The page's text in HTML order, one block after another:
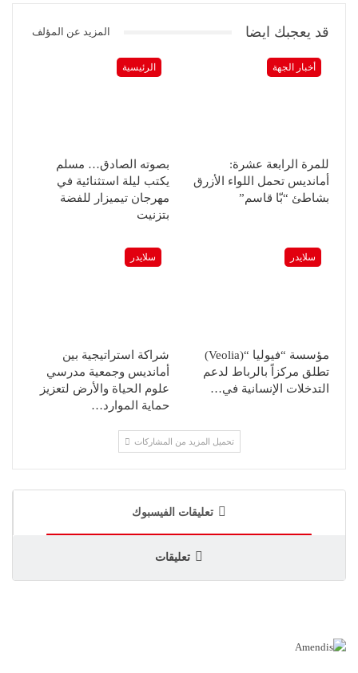
قد يعجبك ايضا المزيد عن المؤلف
أخبار الجهة
للمرة الرابعة عشرة:
أمانديس تحمل اللواء الأزرق
بشاطئ “بّا قاسم”
الرئيسية
بصوته الصادق… مسلم
يكتب ليلة استثنائية في
مهرجان تيميزار للفضة
بتزنيت
سلايدر
مؤسسة “فيوليا “(Veolia)
تطلق مركزاً بالرباط لدعم
التدخلات الإنسانية في…
سلايدر
شراكة استراتيجية بين
أمانديس وجمعية مدرسي
علوم الحياة والأرض لتعزيز
حماية الموارد…
تحميل المزيد من المشاركات
تعليقات الفيسبوك
تعليقات